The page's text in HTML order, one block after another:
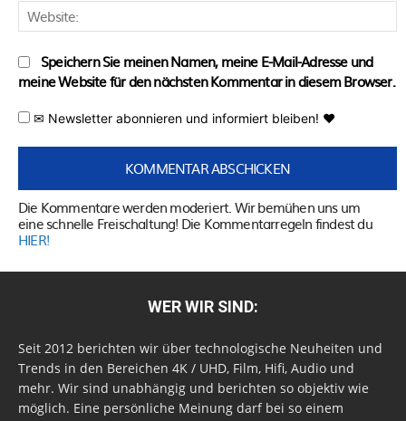
Speichern Sie meinen Namen, meine E-Mail-Adresse und
meine Website für den nächsten Kommentar in diesem Browser.
✉ Newsletter abonnieren und informiert bleiben! ♥
Die Kommentare werden moderiert. Wir bemühen uns um
eine schnelle Freischaltung! Die Kommentarregeln findest du
HIER!
WER WIR SIND:
Seit 2012 berichten wir über technologische Neuheiten und
Trends in den Bereichen 4K / UHD, Film, Hifi, Audio und
mehr. Wir sind unabhängig und berichten so objektiv wie
möglich. Eine persönliche Meinung darf bei so einem